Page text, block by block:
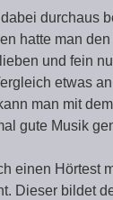
durchaus
hatte man
und fein
etwas
man mit
gute Musik
einen Hörtest
Dieser bildet